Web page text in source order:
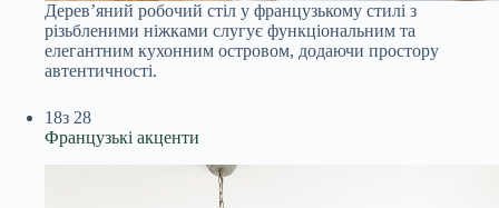
Дерев’яний робочий стіл у французькому стилі з
різьбленими ніжками слугує функціональним та
елегантним кухонним островом, додаючи простору
автентичності.
18з 28
Французькі акценти